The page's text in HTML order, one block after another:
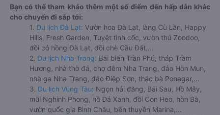
Bạn có thể tham khảo thêm một số điểm đến hấp dẫn khác
cho chuyến đi sắp tới:
1. Du lịch Đà Lạt: Vườn hoa Đà Lạt, làng Cù Lần, Happy
Hills, Fresh Garden, Tuyệt tình cốc, vườn thú Zoodoo,
đồi cỏ hồng Đà Lạt, đồi chè Cầu Đất,...
2. Du lịch Nha Trang: Bãi biển Trần Phú, tháp Trầm
Hương, nhà thờ đá, chợ đêm Nha Trang, đảo Hòn Mun,
nhà ga Nha Trang, đảo Điệp Sơn, thác bà Ponagar,...
3. Du lịch Vũng Tàu: Ngọn hải đăng, Bãi Sau, Hồ Mây,
mũi Nghinh Phong, hồ Đá Xanh, đồi Con Heo, hòn Bà,
vườn quốc gia Bình Châu, bến thuyền Marina,...